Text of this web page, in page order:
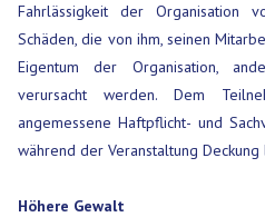
Fahrlässigkeit der Organisation
Schäden, die von ihm, seinen
Eigentum der Organisation,
verursacht werden. Dem
angemessene Haftpflicht- und
während der Veranstaltung Deckung
Höhere Gewalt